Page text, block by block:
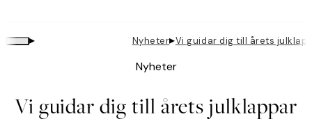
▸ Nyheter▸Vi guidar dig till årets
Nyheter
Vi guidar dig till årets julklappar